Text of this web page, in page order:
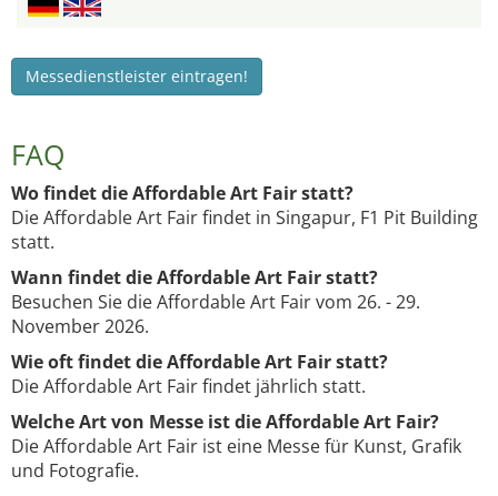
Messedienstleister eintragen!
FAQ
Wo findet die Affordable Art Fair statt?
Die Affordable Art Fair findet in Singapur, F1 Pit Building
statt.
Wann findet die Affordable Art Fair statt?
Besuchen Sie die Affordable Art Fair vom 26. - 29.
November 2026.
Wie oft findet die Affordable Art Fair statt?
Die Affordable Art Fair findet jährlich statt.
Welche Art von Messe ist die Affordable Art Fair?
Die Affordable Art Fair ist eine Messe für Kunst, Grafik
und Fotografie.